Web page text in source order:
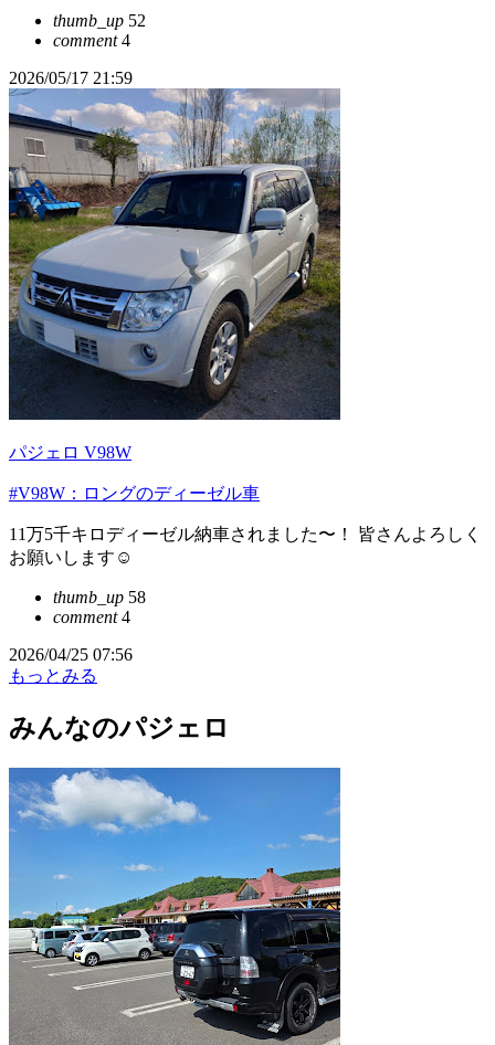
thumb_up 52
comment4
2026/05/17 21:59
パジェロ V98W
#V98W：ロングのディーゼル車
11万5千キロディーゼル納車されました〜！ 皆さんよろしく
お願いします☺️
thumb_up 58
comment4
2026/04/25 07:56
もっとみる
みんなのパジェロ